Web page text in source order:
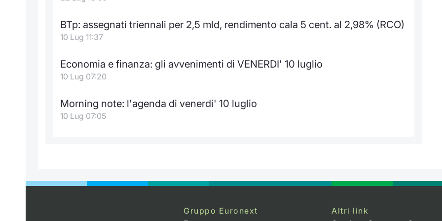
BTp: assegnati triennali per 2,5 mld, rendimento cala 5 cent. al 2,98% (RCO)
10 Lug 11:37
Economia e finanza: gli avvenimenti di VENERDI' 10 luglio
10 Lug 07:20
Morning note: l'agenda di venerdi' 10 luglio
10 Lug 07:05
Gruppo Euronext
Altri link